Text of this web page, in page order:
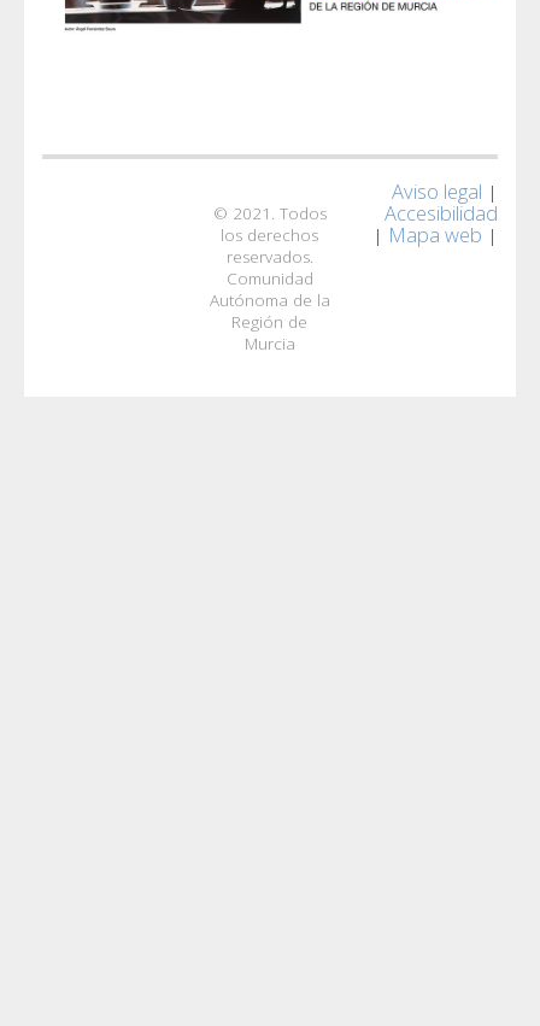
© 2021. Todos
los derechos
reservados.
Comunidad
Autónoma de la
Región de
Murcia
Aviso legal |
Accesibilidad
| Mapa web |